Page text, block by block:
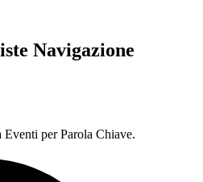
Navigazione
per Parola Chiave.